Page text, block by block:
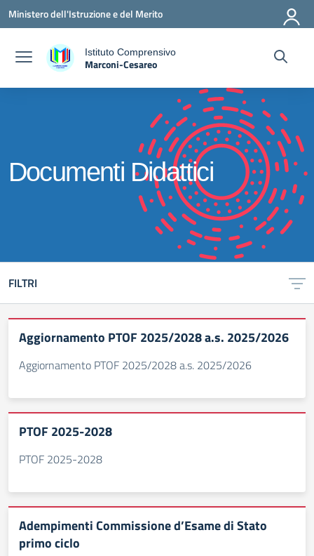
Vai ai contenuti
Vai al menu di navigazione
Vai al footer
Ministero dell'Istruzione e del Merito
Istituto Comprensivo
Marconi-Cesareo
Documenti Didattici
FILTRI
Aggiornamento PTOF 2025/2028 a.s. 2025/2026
Aggiornamento PTOF 2025/2028 a.s. 2025/2026
PTOF 2025-2028
PTOF 2025-2028
Adempimenti Commissione d’Esame di Stato
primo ciclo